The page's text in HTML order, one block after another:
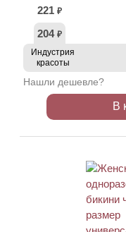
221 ₽
204 ₽
Индустрия
красоты
Нашли дешевле?
В